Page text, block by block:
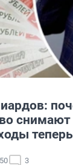
снимают
3